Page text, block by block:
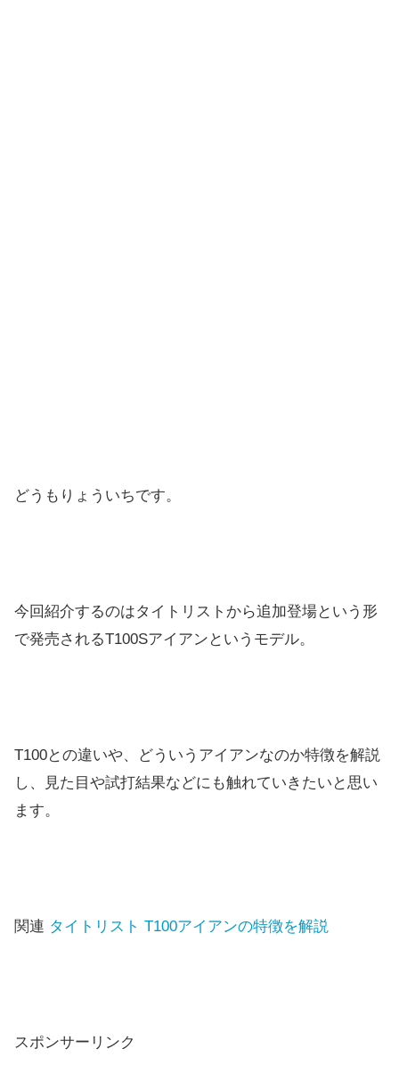
どうもりょういちです。
今回紹介するのはタイトリストから追加登場という形
で発売されるT100Sアイアンというモデル。
T100との違いや、どういうアイアンなのか特徴を解説
し、見た目や試打結果などにも触れていきたいと思い
ます。
関連 タイトリスト T100アイアンの特徴を解説
スポンサーリンク